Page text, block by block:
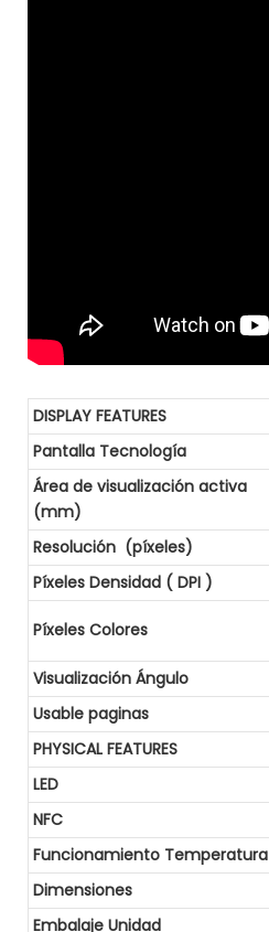
DISPLAY FEATURES
Pantalla Tecnología
Área de visualización activa
(mm)
Resolución (píxeles)
Píxeles Densidad ( DPI )
Píxeles Colores
Visualización Ángulo
Usable paginas
PHYSICAL FEATURES
LED
NFC
Funcionamiento Temperatura
Dimensiones
Embalaje Unidad